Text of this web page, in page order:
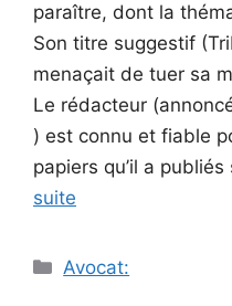
paraître, dont la
Son titre suggestif
menaçait de tuer sa
Le rédacteur
) est connu et fiable
papiers qu’il a
suite
Catégories
Avocat: